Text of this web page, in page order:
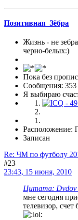
Позитивная_Зёбра
Жизнь - не
черно-белых:)
Пока без
Сообщения: 353
Я выбираю
Расположение:
Записан
Re: ЧМ по футболу
#23
23:43, 15 июня, 2010
Цитата: Dvdov
мне сегодня
телевизор, счет